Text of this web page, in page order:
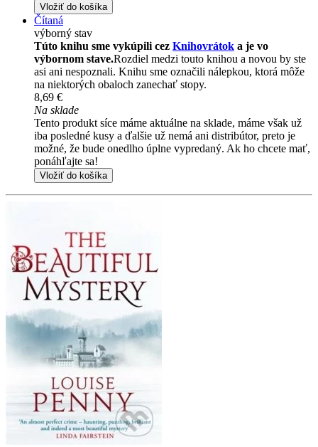
Vložiť do košíka
Čítaná
výborný stav
Túto knihu sme vykúpili cez Knihovrátok a je vo
výbornom stave.Rozdiel medzi touto knihou a novou by ste
asi ani nespoznali. Knihu sme označili nálepkou, ktorá môže
na niektorých obaloch zanechať stopy.
8,69 €
Na sklade
Tento produkt síce máme aktuálne na sklade, máme však už
iba posledné kusy a ďalšie už nemá ani distribútor, preto je
možné, že bude onedlho úplne vypredaný. Ak ho chcete mať,
ponáhľajte sa!
Vložiť do košíka